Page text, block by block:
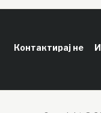
Контактирај не